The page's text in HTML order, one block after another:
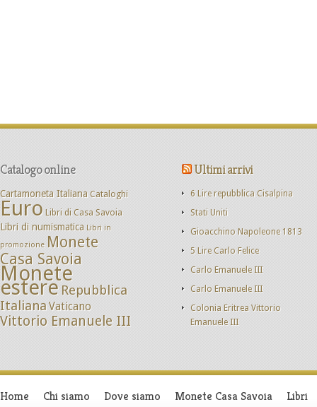
Catalogo online
Cartamoneta Italiana Cataloghi
Euro Libri di Casa Savoia
Libri di numismatica Libri in
promozione Monete
Casa Savoia
Monete
estere Repubblica
ItalianaVaticano
Vittorio Emanuele III
Ultimi arrivi
6 Lire repubblica Cisalpina
Stati Uniti
Gioacchino Napoleone 1813
5 Lire Carlo Felice
Carlo Emanuele III
Carlo Emanuele III
Colonia Eritrea Vittorio
Emanuele III
Home Chi siamo Dove siamo Monete Casa Savoia Libri